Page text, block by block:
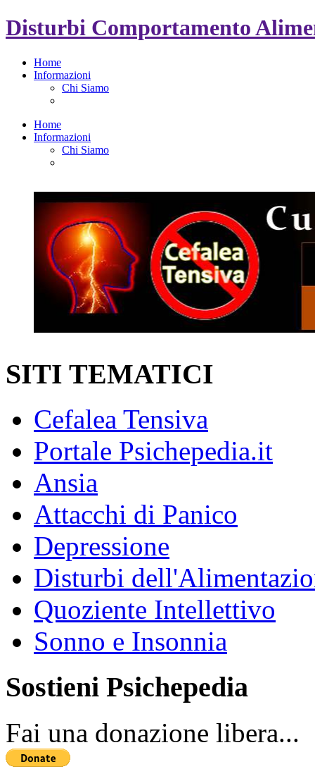
Disturbi Comportamento
Home
Informazioni
Chi Siamo
Home
Informazioni
Chi Siamo
SITI TEMATICI
Cefalea Tensiva
Portale Psichepedia.it
Ansia
Attacchi di Panico
Depressione
Disturbi
Quoziente Intellettivo
Sonno e Insonnia
Sostieni Psichepedia
Fai una donazione libera...